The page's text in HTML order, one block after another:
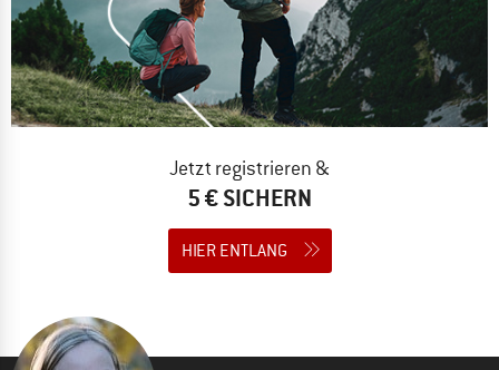
Jetzt registrieren &
5 € SICHERN
HIER ENTLANG